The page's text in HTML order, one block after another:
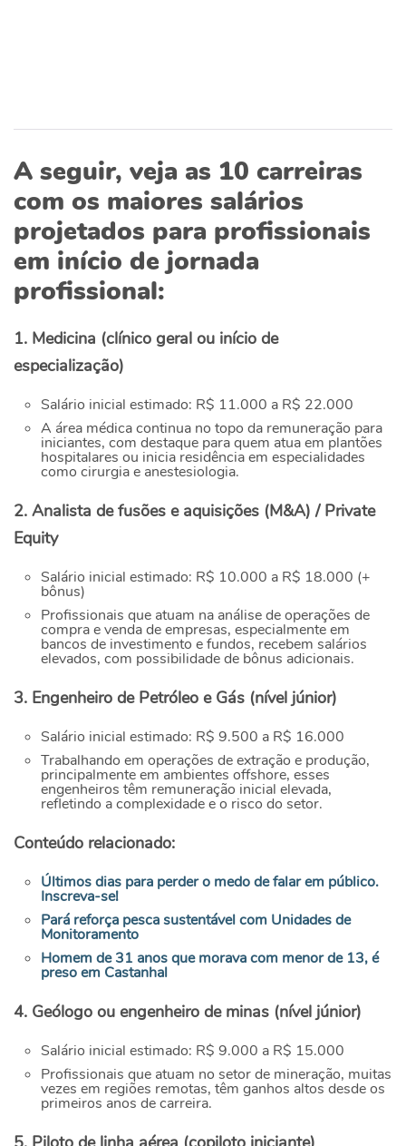
A seguir, veja as 10 carreiras
com os maiores salários
projetados para profissionais
em início de jornada
profissional:
1. Medicina (clínico geral ou início de
especialização)
Salário inicial estimado: R$ 11.000 a R$ 22.000
A área médica continua no topo da remuneração para
iniciantes, com destaque para quem atua em plantões
hospitalares ou inicia residência em especialidades
como cirurgia e anestesiologia.
2. Analista de fusões e aquisições (M&A) / Private
Equity
Salário inicial estimado: R$ 10.000 a R$ 18.000 (+
bônus)
Profissionais que atuam na análise de operações de
compra e venda de empresas, especialmente em
bancos de investimento e fundos, recebem salários
elevados, com possibilidade de bônus adicionais.
3. Engenheiro de Petróleo e Gás (nível júnior)
Salário inicial estimado: R$ 9.500 a R$ 16.000
Trabalhando em operações de extração e produção,
principalmente em ambientes offshore, esses
engenheiros têm remuneração inicial elevada,
refletindo a complexidade e o risco do setor.
Conteúdo relacionado:
Últimos dias para perder o medo de falar em público.
Inscreva-se!
Pará reforça pesca sustentável com Unidades de
Monitoramento
Homem de 31 anos que morava com menor de 13, é
preso em Castanhal
4. Geólogo ou engenheiro de minas (nível júnior)
Salário inicial estimado: R$ 9.000 a R$ 15.000
Profissionais que atuam no setor de mineração, muitas
vezes em regiões remotas, têm ganhos altos desde os
primeiros anos de carreira.